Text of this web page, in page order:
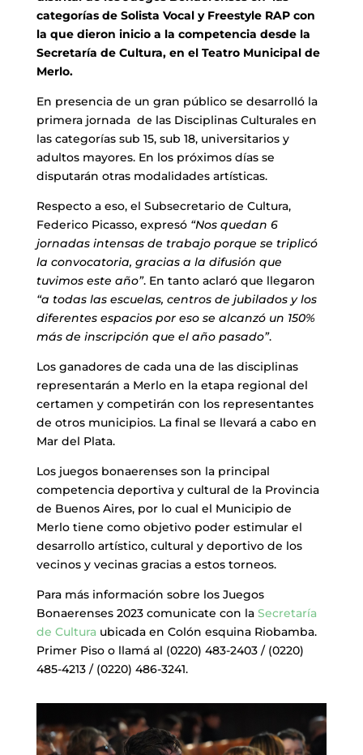
categorías de Solista Vocal y Freestyle RAP con
la que dieron inicio a la competencia desde la
Secretaría de Cultura, en el Teatro Municipal de
Merlo.
En presencia de un gran público se desarrolló la
primera jornada de las Disciplinas Culturales en
las categorías sub 15, sub 18, universitarios y
adultos mayores. En los próximos días se
disputarán otras modalidades artísticas.
Respecto a eso, el Subsecretario de Cultura,
Federico Picasso, expresó“Nos quedan 6
jornadas intensas de trabajo porque se triplicó
la convocatoria, gracias a la difusión que
tuvimos este año”. En tanto aclaró que llegaron
“a todas las escuelas, centros de jubilados y los
diferentes espacios por eso se alcanzó un 150%
más de inscripción que el año pasado”.
Los ganadores de cada una de las disciplinas
representarán a Merlo en la etapa regional del
certamen y competirán con los representantes
de otros municipios. La final se llevará a cabo en
Mar del Plata.
Los juegos bonaerenses son la principal
competencia deportiva y cultural de la Provincia
de Buenos Aires, por lo cual el Municipio de
Merlo tiene como objetivo poder estimular el
desarrollo artístico, cultural y deportivo de los
vecinos y vecinas gracias a estos torneos.
Para más información sobre los Juegos
Bonaerenses 2023 comunicate con la Secretaría
de Cultura ubicada en Colón esquina Riobamba.
Primer Piso o llamá al (0220) 483-2403 / (0220)
485-4213 / (0220) 486-3241.